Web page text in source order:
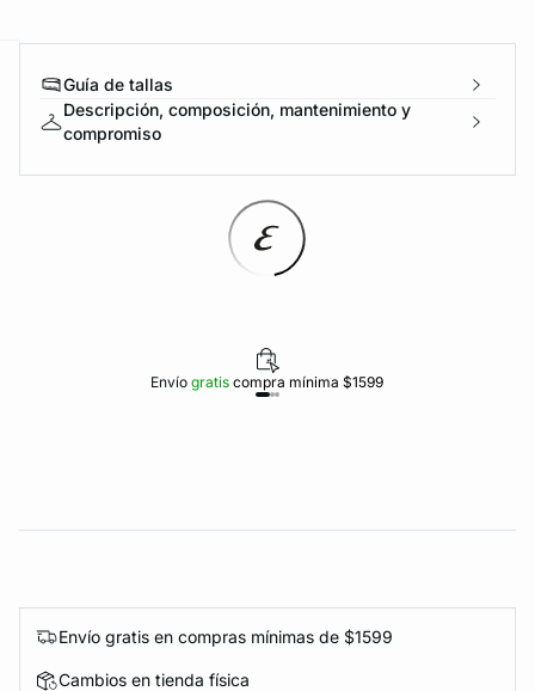
Guía de tallas
Descripción, composición, mantenimiento y
compromiso
Envíogratiscompra mínima $1599
Envío gratis en compras mínimas de $1599
Cambios en tienda física